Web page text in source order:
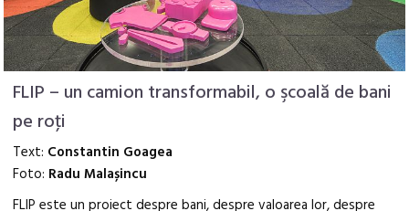
FLIP – un camion transformabil, o şcoală de bani
pe roţi
Text: Constantin Goagea
Foto: Radu Malașincu
FLIP este un proiect despre bani, despre valoarea lor, despre